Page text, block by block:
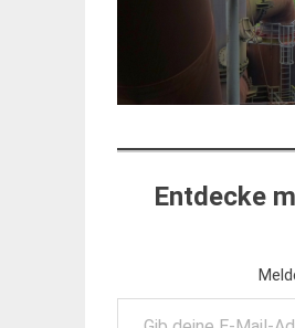
Entdecke
Gib deine E-Mail-Adresse ein ...